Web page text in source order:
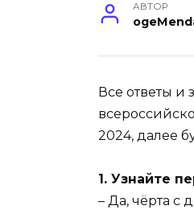
АВТОР
Все ответы и
2024, далее
1. Узнайте
– Да, чёрта с